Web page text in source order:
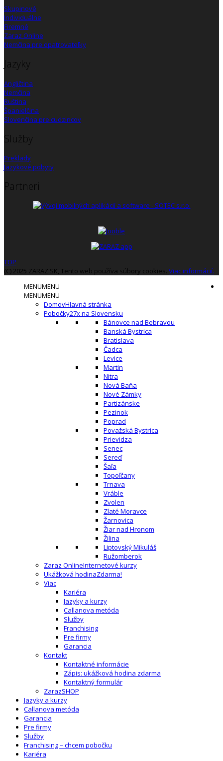
Skupinové
Individuálne
Firemné
Zaraz Online
Nemčina pre opatrovateľky
Jazyky
Angličtina
Nemčina
Ruština
Španielčina
Slovenčina pre cudzincov
Služby
Preklady
Jazykové pobyty
Partneri
TOP
(C) 2025 ZARAZ.SK, Tento web používa súbory cookies. Viac informácií.
MENUMENU
MENUMENU
DomovHlavná stránka
Pobočky27x na Slovensku
Bánovce nad Bebravou
Banská Bystrica
Bratislava
Čadca
Levice
Martin
Nitra
Nová Baňa
Nové Zámky
Partizánske
Pezinok
Poprad
Považská Bystrica
Prievidza
Senec
Sereď
Šaľa
Topoľčany
Trnava
Vráble
Zvolen
Zlaté Moravce
Žarnovica
Žiar nad Hronom
Žilina
Liptovský Mikuláš
Ružomberok
Zaraz OnlineInternetové kurzy
Ukážková hodinaZdarma!
Viac
Kariéra
Jazyky a kurzy
Callanova metóda
Služby
Franchising
Pre firmy
Garancia
Kontakt
Kontaktné informácie
Zápis: ukážková hodina zdarma
Kontaktný formulár
ZarazSHOP
Jazyky a kurzy
Callanova metóda
Garancia
Pre firmy
Služby
Franchising – chcem pobočku
Kariéra